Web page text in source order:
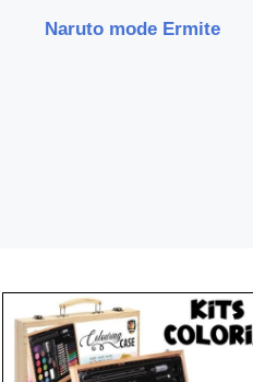
Naruto mode Ermite